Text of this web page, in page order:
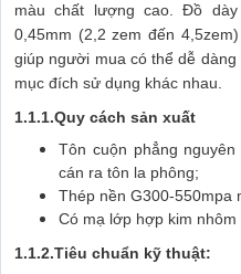
màu chất lượng cao. Đồ
0,45mm (2,2 zem đến
giúp người mua có thể dễ
mục đích sử dụng khác nhau.
1.1.1.Quy cách sản xuất
Tôn cuộn phẳng
cán ra tôn la phông;
Thép nền G300-550mpa
Có mạ lớp hợp kim nhôm
1.1.2.Tiêu chuẩn kỹ thuật: